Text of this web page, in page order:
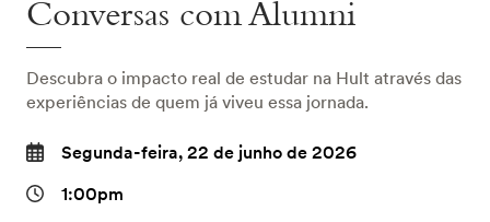
Conversas com Alumni
Descubra o impacto real de estudar na Hult através das
experiências de quem já viveu essa jornada.
Segunda-feira, 22 de junho de 2026
1:00pm